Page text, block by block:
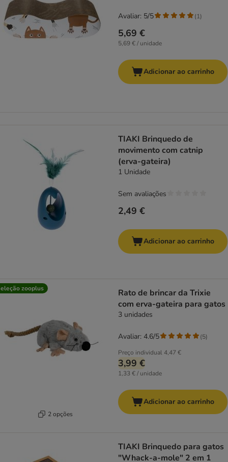
5,69 €
5,69 € / unidade
Avaliar: 5/5 (1)
Adicionar ao carrinho
TIAKI Brinquedo de
movimento com catnip
(erva-gateira)
1 Unidade
2,49 €
Sem avaliações
Adicionar ao carrinho
zooplus
2 opções
Rato de brincar da Trixie
com erva-gateira para gatos
3 unidades
Preço individual4,47 €
3,99 €
1,33 € / unidade
Avaliar: 4.6/5 (5)
Adicionar ao carrinho
TIAKI Brinquedo para gatos
"Whack-a-mole" 2 em 1